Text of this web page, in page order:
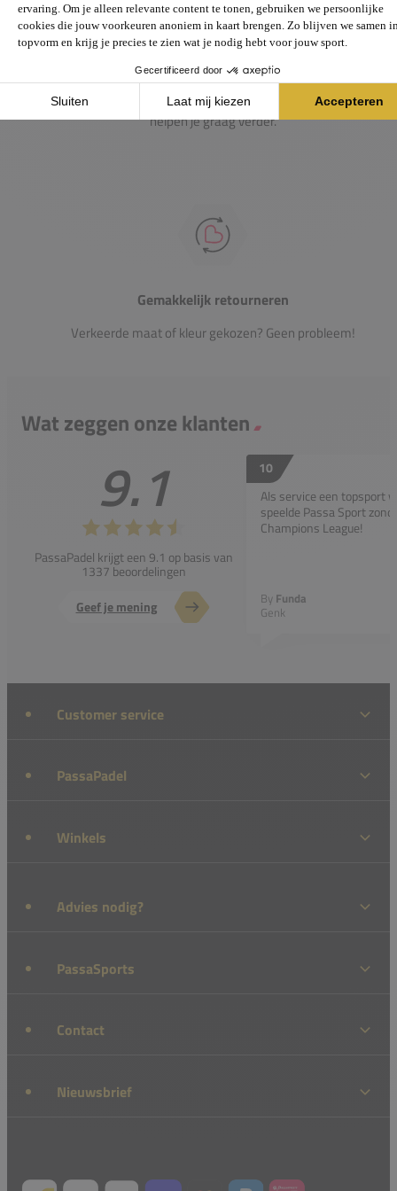
Passie voor de sport
Heb je vragen over onze producten? Onze specialisten
helpen je graag verder.
Gemakkelijk retourneren
Verkeerde maat of kleur gekozen? Geen probleem!
Wat zeggen onze klanten
9.1
PassaPadel krijgt een 9.1 op basis van
1337 beoordelingen
Geef je mening
10
Als service een topsport
speelde Passa Sport
Champions League!
By Funda
Genk
Customer service
PassaPadel
Winkels
Advies nodig?
PassaSports
Contact
Nieuwsbrief